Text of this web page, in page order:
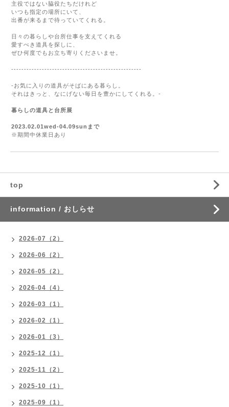
主役ではない脇役たちだけれど
いつも指定の場所にいて、
出番が来るまで待っていてくれる。
日々の暮らしや台所仕事を支えてくれる
愛すべき道具を探しに、
ぜひ何度でもお立ち寄りくださいませ。
---------------------------------------------------
-お気に入りの道具がそばにある暮らし。
それはきっと、なにげない毎日を豊かにしてくれる。-
暮らしの道具と台所展
2023.02.01wed-04.09sunまで
※期間中休業日あり
top
information / おしらせ
2026-07（2）
2026-06（2）
2026-05（2）
2026-04（4）
2026-03（1）
2026-02（1）
2026-01（3）
2025-12（1）
2025-11（2）
2025-10（1）
2025-09（1）